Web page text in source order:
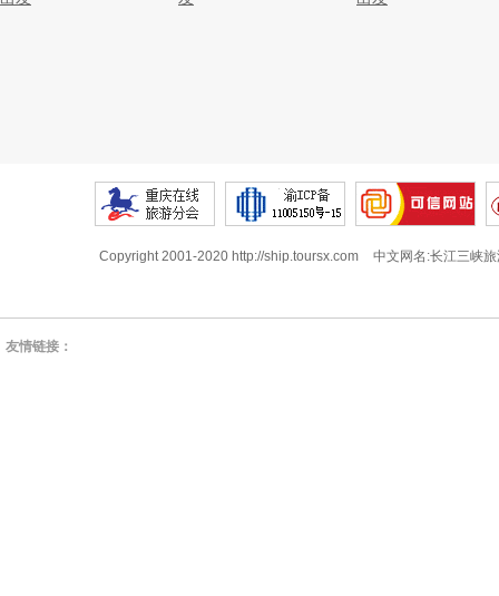
Copyright 2001-2020 http://ship.toursx.com 中文网名:长江三峡
友情链接：